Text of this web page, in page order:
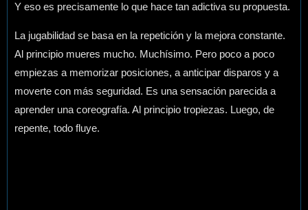
Y eso es precisamente lo que hace tan adictiva su propuesta.
La jugabilidad se basa en la repetición y la mejora constante.
Al principio mueres mucho. Muchísimo. Pero poco a poco
empiezas a memorizar posiciones, a anticipar disparos y a
moverte con más seguridad. Es una sensación parecida a
aprender una coreografía. Al principio tropiezas. Luego, de
repente, todo fluye.